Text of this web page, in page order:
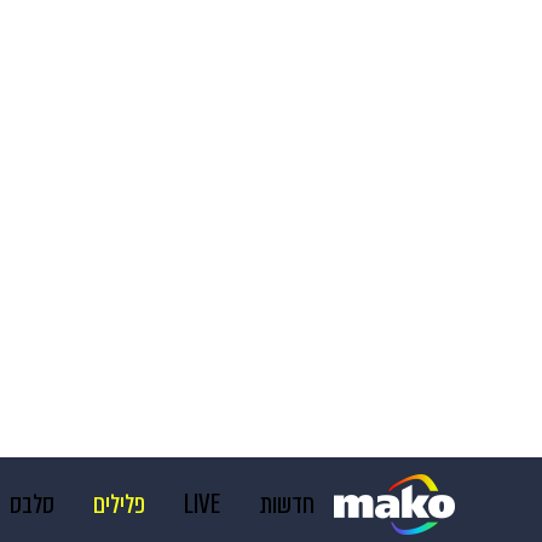
חדשות LIVE פלילים סלבס